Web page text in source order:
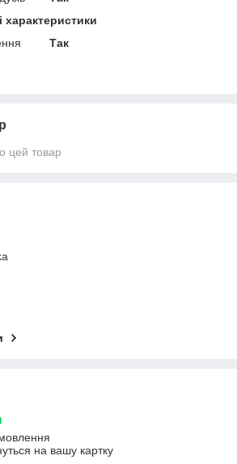
характеристики
Так
цей товар
на вашу картку